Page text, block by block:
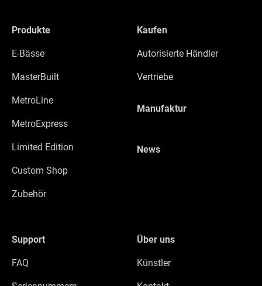
Produkte
E-Bässe
MasterBuilt
MetroLine
MetroExpress
Limited Edition
Custom Shop
Zubehör
Kaufen
Autorisierte Händler
Vertriebe
Manufaktur
News
Support
FAQ
Über uns
Künstler